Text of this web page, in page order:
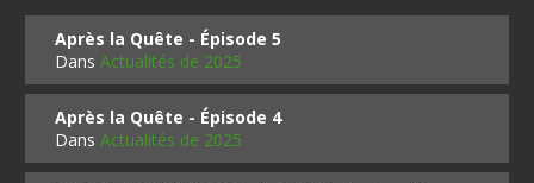
Après la Quête - Épisode 5
DansActualités de 2025
Après la Quête - Épisode 4
DansActualités de 2025